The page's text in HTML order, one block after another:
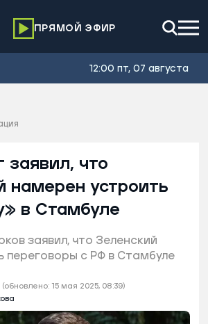
ПРЯМОЙ ЭФИР
12:00 пт, 07 августа
(обновлено: 15 мая 2025, 08:39)
заявил, что
намерен устроить
в Стамбуле
заявил, что Зеленский
переговоры с РФ в Стамбуле